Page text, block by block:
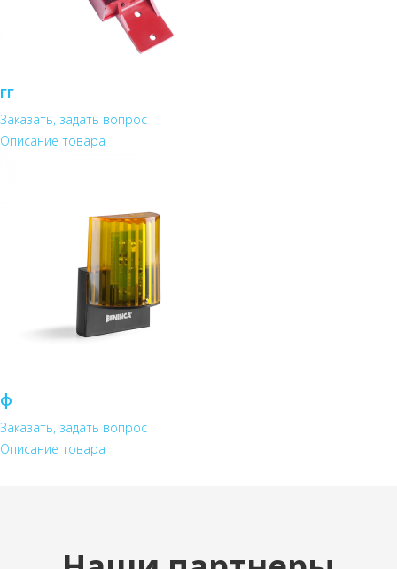
гг
Заказать, задать вопрос
Описание товара
ф
Заказать, задать вопрос
Описание товара